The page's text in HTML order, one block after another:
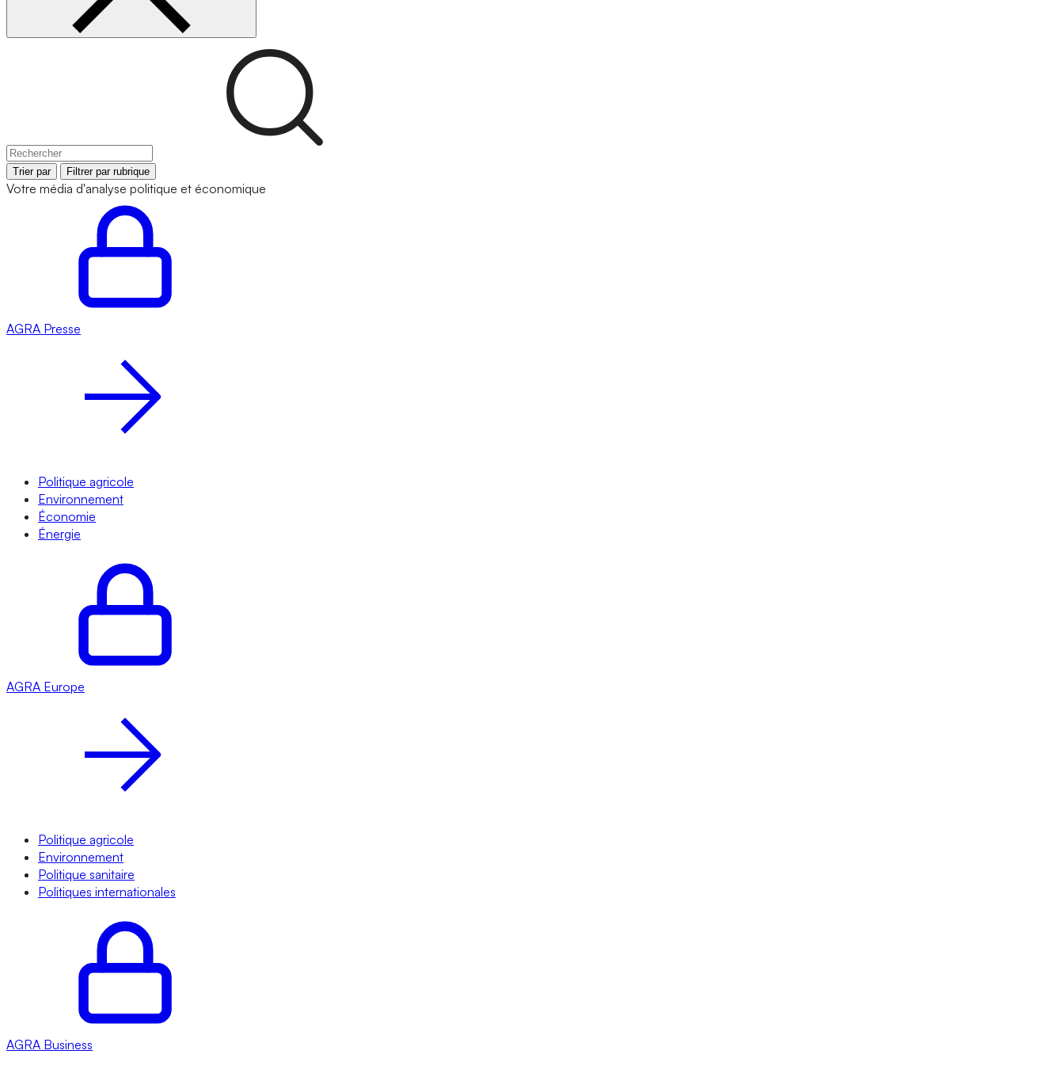
Trier par Filtrer par rubrique
Votre média d'analyse politique et économique
AGRA Presse
Politique agricole
Environnement
Économie
Énergie
AGRA Europe
Politique agricole
Environnement
Politique sanitaire
Politiques internationales
AGRA Business